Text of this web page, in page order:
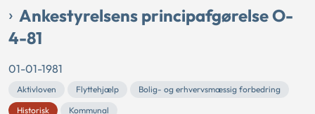
Ankestyrelsens principafgørelse O-
4-81
01-01-1981
Aktivloven Flyttehjælp
Bolig- og erhvervsmæssig forbedring
Historisk
Kommunal